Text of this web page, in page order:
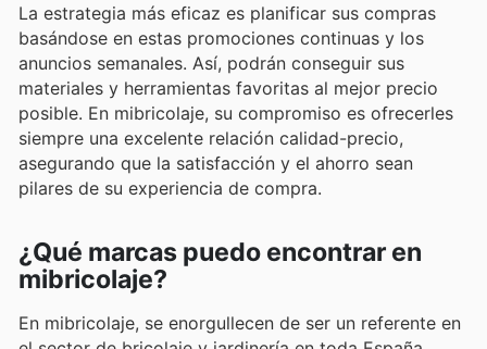
La estrategia más eficaz es planificar sus compras
basándose en estas promociones continuas y los
anuncios semanales. Así, podrán conseguir sus
materiales y herramientas favoritas al mejor precio
posible. En mibricolaje, su compromiso es ofrecerles
siempre una excelente relación calidad-precio,
asegurando que la satisfacción y el ahorro sean
pilares de su experiencia de compra.
¿Qué marcas puedo encontrar en
mibricolaje?
En mibricolaje, se enorgullecen de ser un referente en